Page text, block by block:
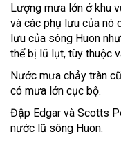
Lượng mưa lớn ở khu
và các phụ lưu của nó
lưu của sông Huon
thể bị lũ lụt, tùy thuộc
Nước mưa chảy tràn
có mưa lớn cục bộ.
Đập Edgar và Scotts
nước lũ sông Huon.